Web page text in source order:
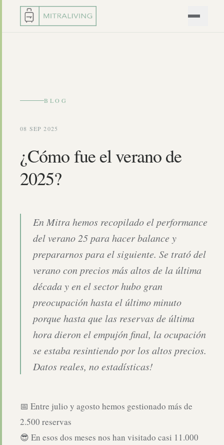
BLOG
08 SEP 2025
¿Cómo fue el verano de
2025?
En Mitra hemos recopilado el performance
del verano 25 para hacer balance y
prepararnos para el siguiente. Se trató del
verano con precios más altos de la última
década y en el sector hubo gran
preocupación hasta el último minuto
porque hasta que las reservas de última
hora dieron el empujón final, la ocupación
se estaba resintiendo por los altos precios.
Datos reales, no estadísticas!
📅 Entre julio y agosto hemos gestionado más de
2.500 reservas
😎 En esos dos meses nos han visitado casi 11.000